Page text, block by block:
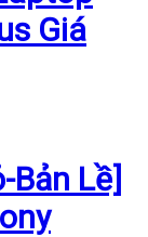
Giá
Bản Lề]